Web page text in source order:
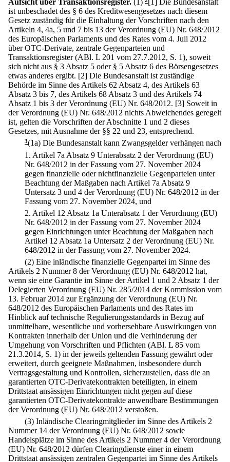
Aufsicht über Transaktionsregister. (1)
[1] Die Bundesanstalt
ist unbeschadet des § 6 des Kreditwesengesetzes nach diesem
Gesetz zuständig für die Einhaltung der Vorschriften nach den
Artikeln 4, 4a, 5 und 7 bis 13 der Verordnung (EU) Nr. 648/2012
des Europäischen Parlaments und des Rates vom 4. Juli 2012
über OTC-Derivate, zentrale Gegenparteien und
Transaktionsregister (ABl. L 201 vom 27.7.2012, S. 1), soweit
sich nicht aus § 3 Absatz 5 oder § 5 Absatz 6 des Börsengesetzes
etwas anderes ergibt. [2] Die Bundesanstalt ist zuständige
Behörde im Sinne des Artikels 62 Absatz 4, des Artikels 63
Absatz 3 bis 7, des Artikels 68 Absatz 3 und des Artikels 74
Absatz 1 bis 3 der Verordnung (EU) Nr. 648/2012. [3] Soweit in
der Verordnung (EU) Nr. 648/2012 nichts Abweichendes geregelt
ist, gelten die Vorschriften der Abschnitte 1 und 2 dieses
Gesetzes, mit Ausnahme der §§ 22 und 23, entsprechend.
3(1a) Die Bundesanstalt kann Zwangsgelder verhängen nach
1. Artikel 7a Absatz 9 Unterabsatz 2 der Verordnung (EU)
Nr. 648/2012 in der Fassung vom 27. November 2024
gegen finanzielle oder nichtfinanzielle Gegenparteien unter
Beachtung der Maßgaben nach Artikel 7a Absatz 9
Untersatz 3 und 4 der Verordnung (EU) Nr. 648/2012 in der
Fassung vom 27. November 2024, und
2. Artikel 12 Absatz 1a Unterabsatz 1 der Verordnung (EU)
Nr. 648/2012 in der Fassung vom 27. November 2024
gegen Einrichtungen unter Beachtung der Maßgaben nach
Artikel 12 Absatz 1a Untersatz 2 der Verordnung (EU) Nr.
648/2012 in der Fassung vom 27. November 2024.
(2) Eine inländische finanzielle Gegenpartei im Sinne des
Artikels 2 Nummer 8 der Verordnung (EU) Nr. 648/2012 hat,
wenn sie eine Garantie im Sinne der Artikel 1 und 2 Absatz 1 der
Delegierten Verordnung (EU) Nr. 285/2014 der Kommission vom
13. Februar 2014 zur Ergänzung der Verordnung (EU) Nr.
648/2012 des Europäischen Parlaments und des Rates im
Hinblick auf technische Regulierungsstandards in Bezug auf
unmittelbare, wesentliche und vorhersehbare Auswirkungen von
Kontrakten innerhalb der Union und die Verhinderung der
Umgehung von Vorschriften und Pflichten (ABl. L 85 vom
21.3.2014, S. 1) in der jeweils geltenden Fassung gewährt oder
erweitert, durch geeignete Maßnahmen, insbesondere durch
Vertragsgestaltung und Kontrollen, sicherzustellen, dass die an
garantierten OTC-Derivatekontrakten beteiligten, in einem
Drittstaat ansässigen Einrichtungen nicht gegen auf diese
garantierten OTC-Derivatekontrakte anwendbare Bestimmungen
der Verordnung (EU) Nr. 648/2012 verstoßen.
(3) Inländische Clearingmitglieder im Sinne des Artikels 2
Nummer 14 der Verordnung (EU) Nr. 648/2012 sowie
Handelsplätze im Sinne des Artikels 2 Nummer 4 der Verordnung
(EU) Nr. 648/2012 dürfen Clearingdienste einer in einem
Drittstaat ansässigen zentralen Gegenpartei im Sinne des Artikels